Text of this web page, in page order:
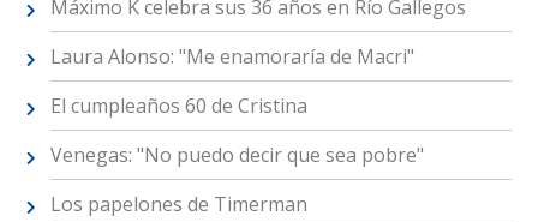
Máximo K celebra sus 36 años en Río Gallegos
Laura Alonso: "Me enamoraría de Macri"
El cumpleaños 60 de Cristina
Venegas: "No puedo decir que sea pobre"
Los papelones de Timerman